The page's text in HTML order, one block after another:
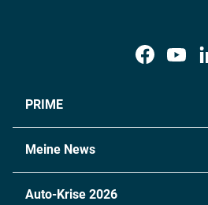
PRIME
Meine News
Auto-Krise 2026